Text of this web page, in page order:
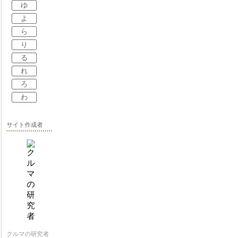
ゆ
よ
ら
り
る
れ
ろ
わ
サイト作成者
クルマの研究者